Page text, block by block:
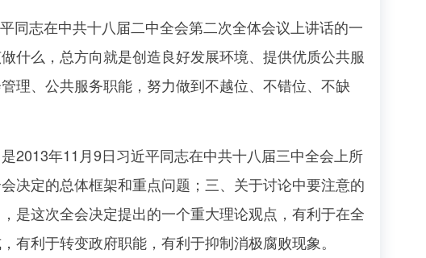
志在中共十八届二中全会第二次全体会议上讲话的一
什么，总方向就是创造良好发展环境、提供优质公共服
理、公共服务职能，努力做到不越位、不错位、不缺
年11月9日习近平同志在中共十八届三中全会上所
决定的总体框架和重点问题；三、关于讨论中要注意的
是这次全会决定提出的一个重大理论观点，有利于在全
利于转变政府职能，有利于抑制消极腐败现象。